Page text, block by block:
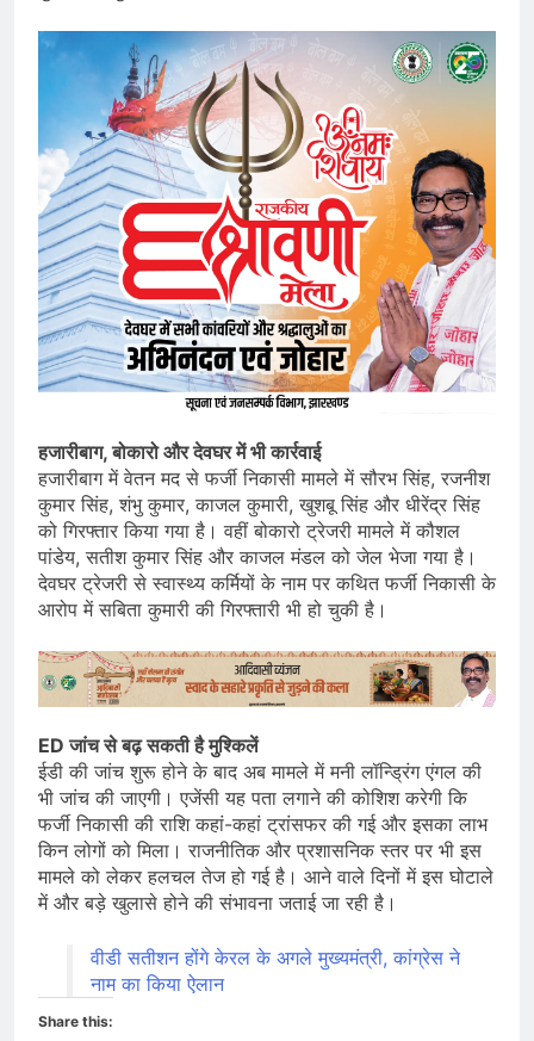
हजारीबाग, बोकारो और देवघर में भी कार्रवाई
हजारीबाग में वेतन मद से फर्जी निकासी मामले में सौरभ सिंह, रजनीश
कुमार सिंह, शंभु कुमार, काजल कुमारी, खुशबू सिंह और धीरेंद्र सिंह
को गिरफ्तार किया गया है। वहीं बोकारो ट्रेजरी मामले में कौशल
पांडेय, सतीश कुमार सिंह और काजल मंडल को जेल भेजा गया है।
देवघर ट्रेजरी से स्वास्थ्य कर्मियों के नाम पर कथित फर्जी निकासी के
आरोप में सबिता कुमारी की गिरफ्तारी भी हो चुकी है।
ED जांच से बढ़ सकती है मुश्किलें
ईडी की जांच शुरू होने के बाद अब मामले में मनी लॉन्ड्रिंग एंगल की
भी जांच की जाएगी। एजेंसी यह पता लगाने की कोशिश करेगी कि
फर्जी निकासी की राशि कहां-कहां ट्रांसफर की गई और इसका लाभ
किन लोगों को मिला। राजनीतिक और प्रशासनिक स्तर पर भी इस
मामले को लेकर हलचल तेज हो गई है। आने वाले दिनों में इस घोटाले
में और बड़े खुलासे होने की संभावना जताई जा रही है।
वीडी सतीशन होंगे केरल के अगले मुख्यमंत्री, कांग्रेस ने
नाम का किया ऐलान
Share this: